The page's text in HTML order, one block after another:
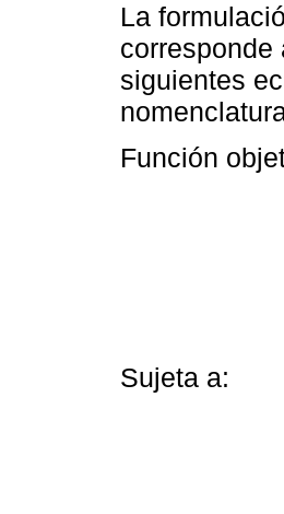
La
corresponde
siguientes
Función
Sujeta a: